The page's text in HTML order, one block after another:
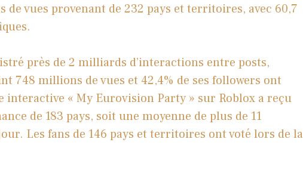
vues provenant de 232 pays et territoires, avec 60,7
près de 2 milliards d’interactions entre posts,
748 millions de vues et 42,4% de ses followers ont
interactive « My Eurovision Party » sur Roblox a reçu
de 183 pays, soit une moyenne de plus de 11
Les fans de 146 pays et territoires ont voté lors de la